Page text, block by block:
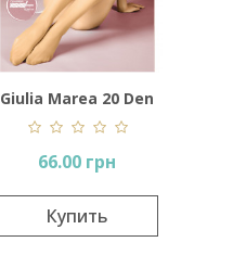
Giulia Marea 20 Den
66.00 грн
Купить